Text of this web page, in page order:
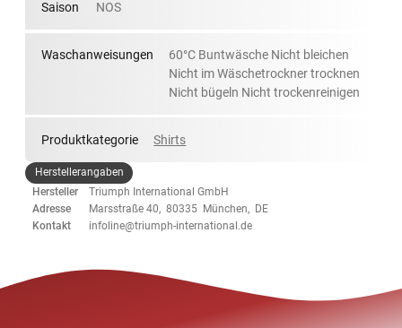
Saison NOS
Waschanweisungen
60°C Buntwäsche Nicht bleichen
Nicht im Wäschetrockner trocknen
Nicht bügeln Nicht trockenreinigen
Produktkategorie Shirts
Herstellerangaben
Hersteller
Triumph International GmbH
Adresse
Marsstraße 40, 80335 München, DE
Kontakt
infoline@triumph-international.de